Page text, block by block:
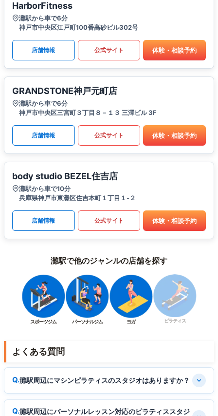
HarborFitness
灘駅から車で6分
神戸市中央区江戸町100番高砂ビル302号
店舗情報 公式サイト 体験・相談予約
GRANDSTONE神戸元町店
灘駅から車で6分
神戸市中央区三宮町３丁目８－１３ 三澤ビル 3F
店舗情報 公式サイト 体験・相談予約
body studio BEZEL住吉店
灘駅から車で10分
兵庫県神戸市東灘区住吉本町１丁目１-２
店舗情報 公式サイト 体験・相談予約
灘駅で他のジャンルの店舗を探す
スポーツジム パーソナルジム ヨガ ピラティス
よくある質問
灘駅周辺にマシンピラティスのスタジオはありますか？
灘駅周辺にパーソナルレッスン対応のピラティススタジ